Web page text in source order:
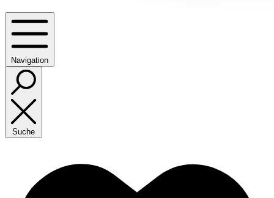
Navigation
Suche